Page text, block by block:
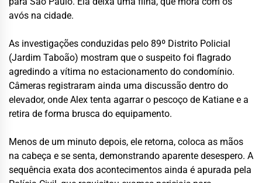
avós na cidade.
As investigações conduzidas pelo 89º Distrito Policial
(Jardim Taboão) mostram que o suspeito foi flagrado
agredindo a vítima no estacionamento do condomínio.
Câmeras registraram ainda uma discussão dentro do
elevador, onde Alex tenta agarrar o pescoço de Katiane e a
retira de forma brusca do equipamento.
Menos de um minuto depois, ele retorna, coloca as mãos
na cabeça e se senta, demonstrando aparente desespero. A
sequência exata dos acontecimentos ainda é apurada pela